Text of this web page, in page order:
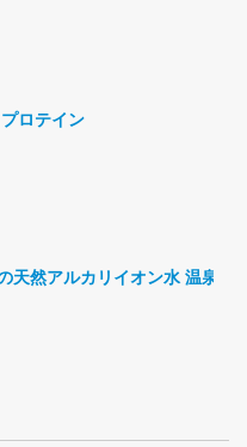
ロテイン
天然アルカリイオン水 温泉水